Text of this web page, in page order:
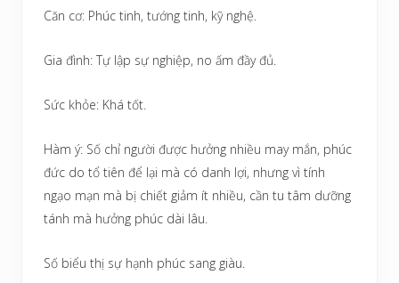
Căn cơ: Phúc tinh, tướng tinh, kỹ nghệ.
Gia đình: Tự lập sự nghiệp, no ấm đầy đủ.
Sức khỏe: Khá tốt.
Hàm ý: Số chỉ người được hưởng nhiều may mắn, phúc
đức do tổ tiên để lại mà có danh lợi, nhưng vì tính
ngạo mạn mà bị chiết giảm ít nhiều, cần tu tâm dưỡng
tánh mà hưởng phúc dài lâu.
Số biểu thị sự hạnh phúc sang giàu.